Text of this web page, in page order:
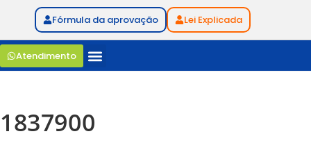
Fórmula da aprovação Lei Explicada
Atendimento
1837900